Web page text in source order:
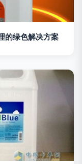
的绿色解决方案